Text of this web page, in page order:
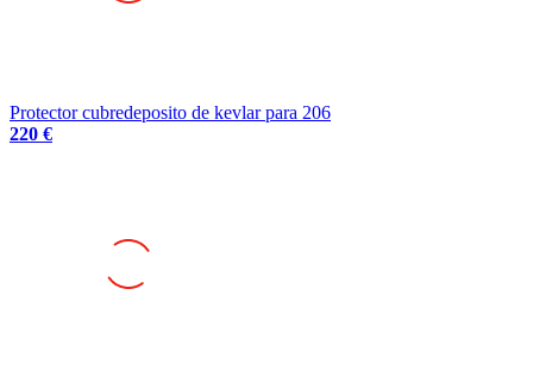
Protector cubredeposito de kevlar para 206
220 €